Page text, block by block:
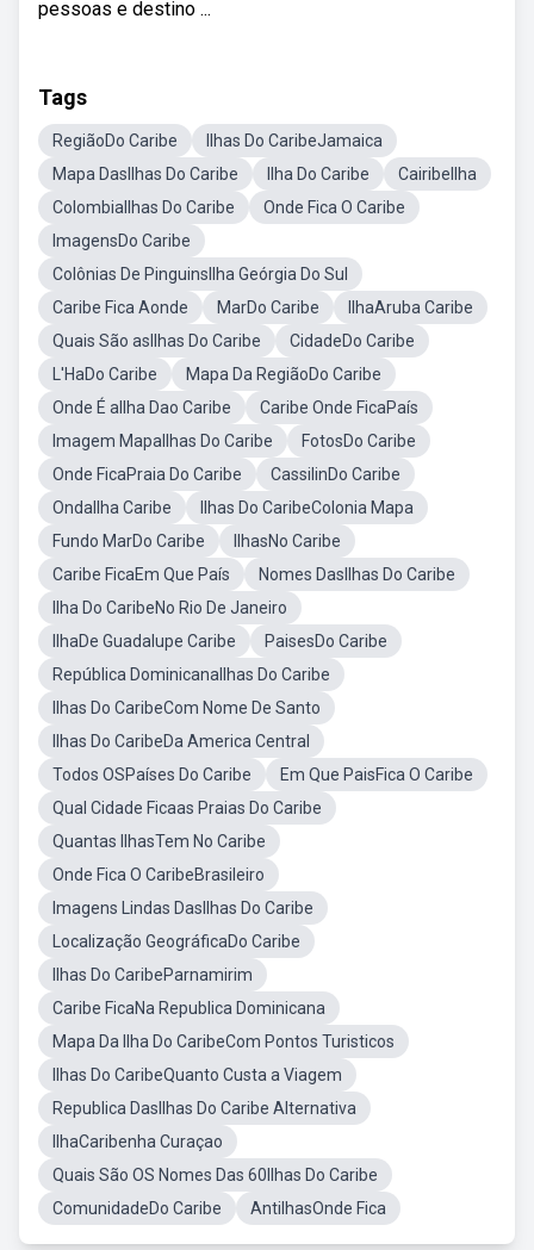
pessoas e destino ...
Tags
RegiãoDo Caribe
Ilhas Do CaribeJamaica
Mapa DasIlhas Do Caribe
Ilha Do Caribe
CairibeIlha
ColombiaIlhas Do Caribe
Onde Fica O Caribe
ImagensDo Caribe
Colônias De PinguinsIlha Geórgia Do Sul
Caribe Fica Aonde
MarDo Caribe
IlhaAruba Caribe
Quais São asIlhas Do Caribe
CidadeDo Caribe
L'HaDo Caribe
Mapa Da RegiãoDo Caribe
Onde É aIlha Dao Caribe
Caribe Onde FicaPaís
Imagem MapaIlhas Do Caribe
FotosDo Caribe
Onde FicaPraia Do Caribe
CassilinDo Caribe
OndaIlha Caribe
Ilhas Do CaribeColonia Mapa
Fundo MarDo Caribe
IlhasNo Caribe
Caribe FicaEm Que País
Nomes DasIlhas Do Caribe
Ilha Do CaribeNo Rio De Janeiro
IlhaDe Guadalupe Caribe
PaisesDo Caribe
República DominicanaIlhas Do Caribe
Ilhas Do CaribeCom Nome De Santo
Ilhas Do CaribeDa America Central
Todos OSPaíses Do Caribe
Em Que PaisFica O Caribe
Qual Cidade Ficaas Praias Do Caribe
Quantas IlhasTem No Caribe
Onde Fica O CaribeBrasileiro
Imagens Lindas DasIlhas Do Caribe
Localização GeográficaDo Caribe
Ilhas Do CaribeParnamirim
Caribe FicaNa Republica Dominicana
Mapa Da Ilha Do CaribeCom Pontos Turisticos
Ilhas Do CaribeQuanto Custa a Viagem
Republica DasIlhas Do Caribe Alternativa
IlhaCaribenha Curaçao
Quais São OS Nomes Das 60Ilhas Do Caribe
ComunidadeDo Caribe
AntilhasOnde Fica